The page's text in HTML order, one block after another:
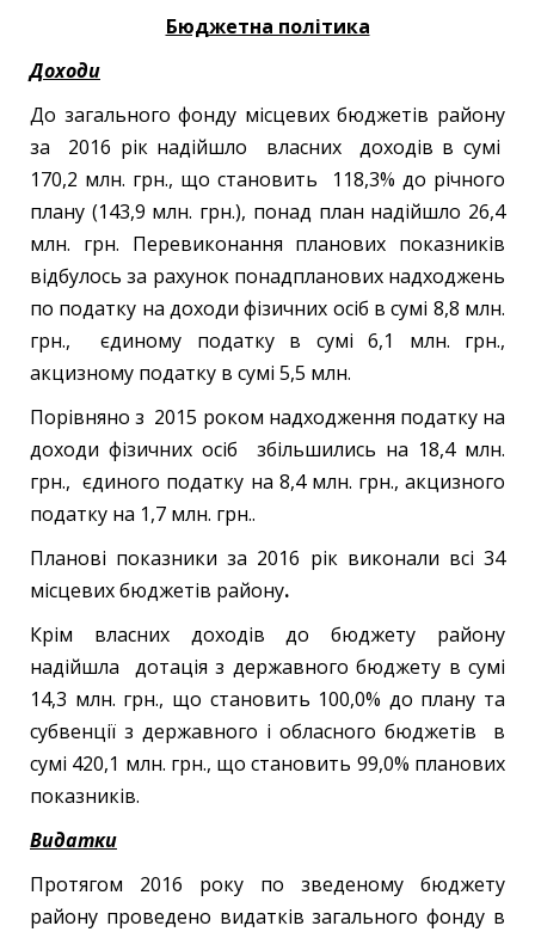
Бюджетна політика
Доходи
До загального фонду місцевих бюджетів району
за 2016 рік надійшло власних доходів в сумі
170,2 млн. грн., що становить 118,3% до річного
плану (143,9 млн. грн.), понад план надійшло 26,4
млн. грн. Перевиконання планових показників
відбулось за рахунок понадпланових надходжень
по податку на доходи фізичних осіб в сумі 8,8 млн.
грн., єдиному податку в сумі 6,1 млн. грн.,
акцизному податку в сумі 5,5 млн.
Порівняно з 2015 роком надходження податку на
доходи фізичних осіб збільшились на 18,4 млн.
грн., єдиного податку на 8,4 млн. грн., акцизного
податку на 1,7 млн. грн..
Планові показники за 2016 рік виконали всі 34
місцевих бюджетів району.
Крім власних доходів до бюджету району
надійшла дотація з державного бюджету в сумі
14,3 млн. грн., що становить 100,0% до плану та
субвенції з державного і обласного бюджетів в
сумі 420,1 млн. грн., що становить 99,0% планових
показників.
Видатки
Протягом 2016 року по зведеному бюджету
району проведено видатків загального фонду в